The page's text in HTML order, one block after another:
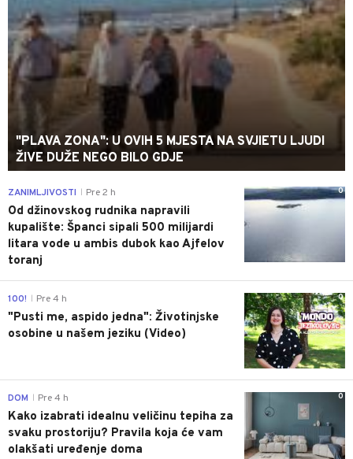
"PLAVA ZONA": U OVIH 5 MJESTA NA SVJIETU LJUDI
ŽIVE DUŽE NEGO BILO GDJE
0
ZANIMLJIVOSTI Pre 2 h
Od džinovskog rudnika napravili
kupalište: Španci sipali 500 milijardi
litara vode u ambis dubok kao Ajfelov
toranj
0
100! Pre 4 h
"Pusti me, aspido jedna": Životinjske
osobine u našem jeziku (Video)
0
DOM Pre 4 h
Kako izabrati idealnu veličinu tepiha za
svaku prostoriju? Pravila koja će vam
olakšati uređenje doma